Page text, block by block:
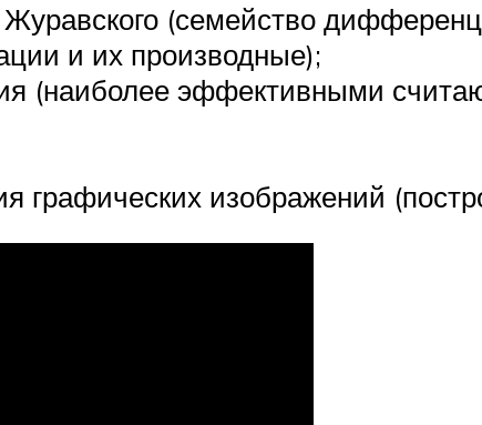
(семейство
и их производные);
(наиболее эффективными
графических изображений